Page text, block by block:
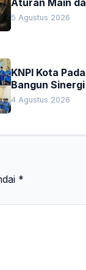
Penegak Hukum
5 Agustus 2026
KNPI Kota
Bangun
Pengadilan
4 Agustus 2026
*